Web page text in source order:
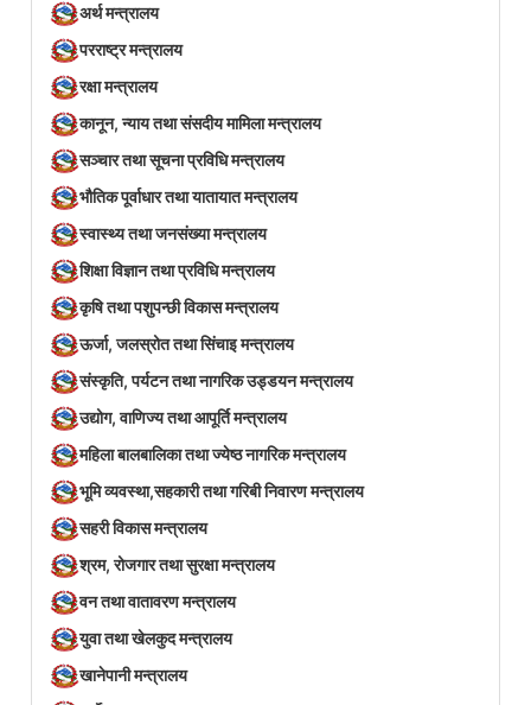
अर्थ मन्त्रालय
परराष्ट्र मन्त्रालय
रक्षा मन्त्रालय
कानून, न्याय तथा संसदीय मामिला मन्त्रालय
सञ्‍चार तथा सूचना प्रविधि मन्त्रालय
भौतिक पूर्वाधार तथा यातायात मन्त्रालय
स्वास्थ्य तथा जनसंख्या मन्त्रालय
शिक्षा विज्ञान तथा प्रविधि मन्त्रालय
कृषि तथा पशुपन्छी विकास मन्त्रालय
ऊर्जा, जलस्रोत तथा सिंचाइ मन्त्रालय
संस्कृति, पर्यटन तथा नागरिक उड्डयन मन्त्रालय
उद्योग, वाणिज्य तथा आपूर्ति मन्त्रालय
महिला बालबालिका तथा ज्येष्ठ नागरिक मन्त्रालय
भूमि व्यवस्था,सहकारी तथा गरिबी निवारण मन्त्रालय
सहरी विकास मन्त्रालय
श्रम, रोजगार तथा सुरक्षा मन्त्रालय
वन तथा वातावरण मन्त्रालय
युवा तथा खेलकुद मन्त्रालय
खानेपानी मन्त्रालय